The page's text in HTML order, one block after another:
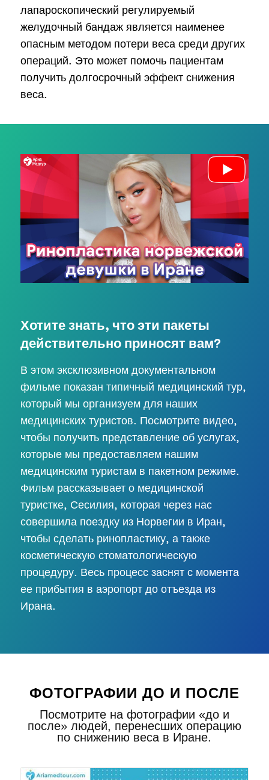
лапароскопический регулируемый
желудочный бандаж является наименее
опасным методом потери веса среди других
операций. Это может помочь пациентам
получить долгосрочный эффект снижения
веса.
Хотите знать, что эти пакеты
действительно приносят вам?
В этом эксклюзивном документальном
фильме показан типичный медицинский тур,
который мы организуем для наших
медицинских туристов. Посмотрите видео,
чтобы получить представление об услугах,
которые мы предоставляем нашим
медицинским туристам в пакетном режиме.
Фильм рассказывает о медицинской
туристке, Сесилия, которая через нас
совершила поездку из Норвегии в Иран,
чтобы сделать ринопластику, а также
косметическую стоматологическую
процедуру. Весь процесс заснят с момента
ее прибытия в аэропорт до отъезда из
Ирана.
ФОТОГРАФИИ ДО И ПОСЛЕ
Посмотрите на фотографии «до и
после» людей, перенесших операцию
по снижению веса в Иране.